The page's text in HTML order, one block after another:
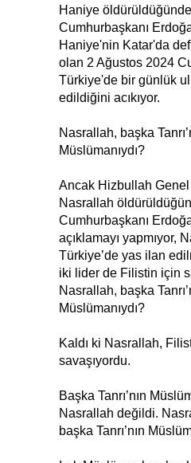
Haniye
Cumhurbaşkanı
Haniye'nin Katar'da
olan 2 Ağustos 2024
Türkiye'de bir günlük
edildiğini acıkıyor.
Nasrallah, başka
Müslümanıydı?
Ancak Hizbullah
Nasrallah
Cumhurbaşkanı
açıklamayı yapmıyor,
Türkiye’de yas ilan
iki lider de Filistin için
Nasrallah, başka
Müslümanıydı?
Kaldı ki Nasrallah,
savaşıyordu.
Başka Tanrı’nın
Nasrallah değildi.
başka Tanrı’nın